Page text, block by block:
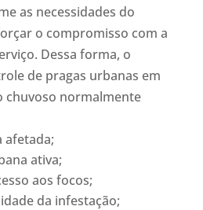
as necessidades do
o compromisso com a
Dessa forma, o
de pragas urbanas em
chuvoso normalmente
afetada;
ativa;
aos focos;
da infestação;